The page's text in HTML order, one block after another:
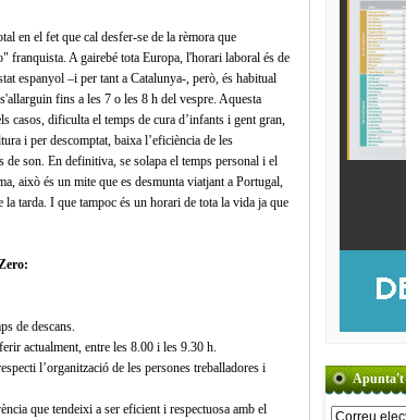
en el fet que cal desfer-se de la rèmora que
franquista. A gairebé tota Europa, l'horari laboral és de
espanyol –i per tant a Catalunya-, però, és habitual
fins a les 7 o les 8 h del vespre. Aquesta
casos, dificulta el temps de cura d’infants i gent gran,
i per descomptat, baixa l’eficiència de les
de son. En definitiva, se solapa el temps personal i el
això és un mite que es desmunta viatjant a Portugal,
tarda. I que tampoc és un horari de tota la vida ja que
de descans.
actualment, entre les 8.00 i les 9.30 h.
l’organització de les persones treballadores i
que tendeixi a ser eficient i respectuosa amb el
Apunta't